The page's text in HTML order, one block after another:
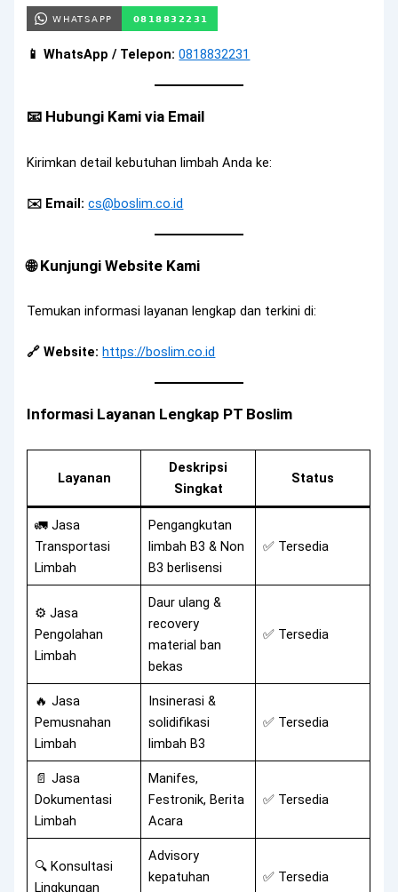
📱 WhatsApp / Telepon: 0818832231
📧 Hubungi Kami via Email
Kirimkan detail kebutuhan limbah Anda ke:
✉️ Email: cs@boslim.co.id
🌐 Kunjungi Website Kami
Temukan informasi layanan lengkap dan terkini di:
🔗 Website: https://boslim.co.id
Informasi Layanan Lengkap PT Boslim
Layanan
Deskripsi
Singkat
Status
🚛 Jasa
Transportasi
Limbah
Pengangkutan
limbah B3 & Non
B3 berlisensi
✅ Tersedia
⚙️ Jasa
Pengolahan
Limbah
Daur ulang &
recovery
material ban
bekas
✅ Tersedia
🔥 Jasa
Pemusnahan
Limbah
Insinerasi &
solidifikasi
limbah B3
✅ Tersedia
📄 Jasa
Dokumentasi
Limbah
Manifes,
Festronik, Berita
Acara
✅ Tersedia
🔍 Konsultasi
Lingkungan
Advisory
kepatuhan
✅ Tersedia